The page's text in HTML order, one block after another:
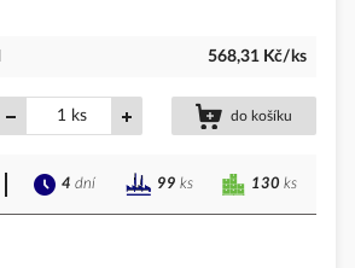
568,31 Kč/ks
ks do košíku
130 ks
4 dní 99 ks